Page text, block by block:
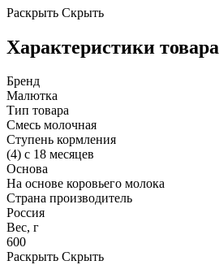
Раскрыть Скрыть
Характеристики товара
Бренд
Малютка
Тип товара
Смесь молочная
Ступень кормления
(4) с 18 месяцев
Основа
На основе коровьего молока
Страна производитель
Россия
Вес, г
600
Раскрыть Скрыть